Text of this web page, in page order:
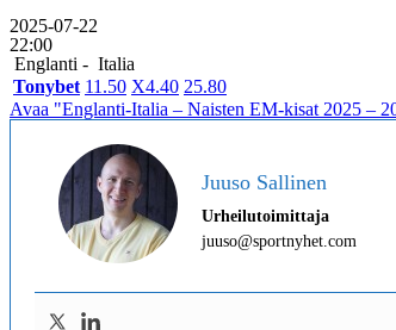
2025-07-22
22:00
Englanti - Italia
Tonybet 11.50 X4.40 25.80
Avaa "Englanti-Italia – Naisten EM-kisat 2025 –
Juuso Sallinen
Urheilutoimittaja
juuso@sportnyhet.com